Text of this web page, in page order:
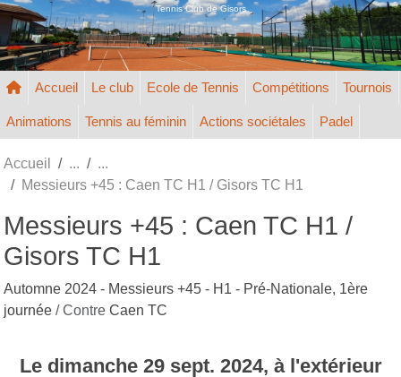
Tennis Club de Gisors
Accueil Le club Ecole de Tennis Compétitions Tournois
Animations Tennis au féminin Actions sociétales Padel
Accueil
Messieurs +45 : Caen TC H1 / Gisors TC H1
Messieurs +45 : Caen TC H1 /
Gisors TC H1
Automne 2024 - Messieurs +45 - H1 - Pré-Nationale, 1ère
journée / Contre Caen TC
Le dimanche 29 sept. 2024, à l'extérieur
Panneau de gestion des cookies